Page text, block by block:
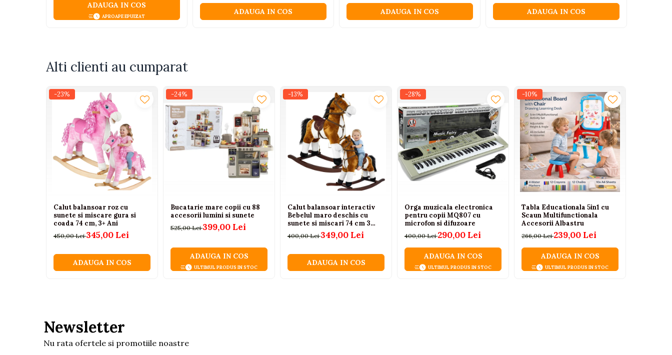
Accesorii copii
Baia bebelusului
Scaune de masa
Accesorii pentru hranire
Cani, pahare si accesorii
ADAUGA IN COS
APROAPE EPUIZAT ADAUGA IN COS ADAUGA IN COS ADAUGA IN COS
Alti clienti au cumparat
-23%
Calut balansoar roz cu
sunete si miscare gura si
coada 74 cm, 3+ Ani
450,00 Lei345,00 Lei
ADAUGA IN COS
-24%
Bucatarie mare copii cu 88
accesorii lumini si sunete
525,00 Lei399,00 Lei
ADAUGA IN COS
ULTIMUL PRODUS IN STOC
-13%
Calut balansoar interactiv
Bebelul maro deschis cu
sunete si miscari 74 cm 3
400,00 Lei349,00 Lei
ADAUGA IN COS
-28%
Orga muzicala electronica
pentru copii MQ807 cu
microfon si difuzoare
400,00 Lei290,00 Lei
ADAUGA IN COS
ULTIMUL PRODUS IN STOC
-10%
Tabla Educationala 5in1 cu
Scaun Multifunctionala
Accesorii Albastru
266,00 Lei239,00 Lei
ADAUGA IN COS
ULTIMUL PRODUS IN STOC
Newsletter
Nu rata ofertele si promotiile noastre